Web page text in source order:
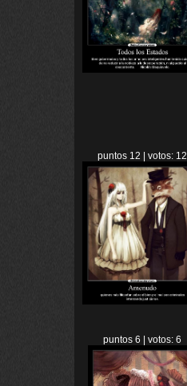
puntos 12 | votos: 12
puntos 6 | votos: 6